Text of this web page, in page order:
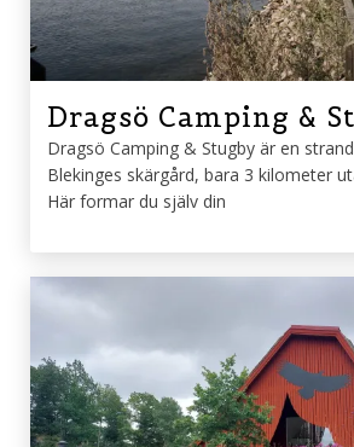
Dragsö Camping &
Dragsö Camping & Stugby är en
Blekinges skärgård, bara 3 kilometer
Här formar du själv din